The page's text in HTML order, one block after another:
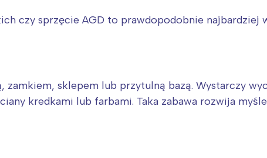
czy sprzęcie AGD to prawdopodobnie najbardziej
sklepem lub przytulną bazą. Wystarczy
kredkami lub farbami. Taka zabawa rozwija